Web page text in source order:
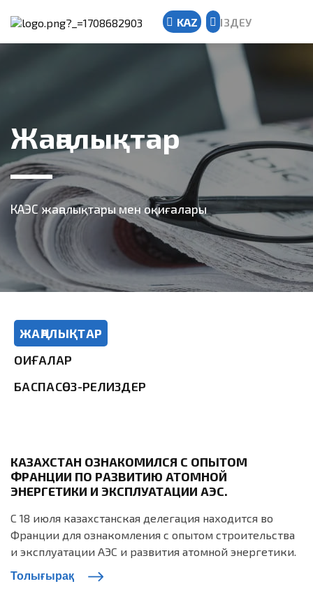
KAZ
Kazakh
Russian
ІЗДЕУ
Жаңалықтар
КАЭС жаңалықтары мен оқиғалары
ЖАҢАЛЫҚТАР
ОҚИҒАЛАР
БАСПАСӨЗ-РЕЛИЗДЕР
КАЗАХСТАН ОЗНАКОМИЛСЯ С ОПЫТОМ
ФРАНЦИИ ПО РАЗВИТИЮ АТОМНОЙ
ЭНЕРГЕТИКИ И ЭКСПЛУАТАЦИИ АЭС.
С 18 июля казахстанская делегация находится во
Франции для ознакомления с опытом строительства
и эксплуатации АЭС и развития атомной энергетики.
Толығырақ